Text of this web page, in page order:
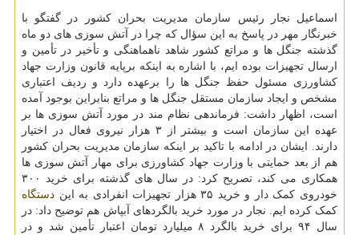
اسماعیل نجار رئیس سازمان مدیریت بحران کشور در گفتگو با
خبرنگار مهر در پاسخ به این سؤال که چرا در آتش سوزی های دو ماه
گذشته جنگل ها و مراتع کشور شاهد ناهماهنگی و تأخیر در تأمین و
ارسال تجهیزات بوده ایم، با اشاره به اینکه برپایه قانون وزارت جهاد
کشاورزی مسئول حفظ جنگل ها را برعهده دارد و ردیف اعتباری
مشخص و ایجاد سازمان مستقل جنگل ها و مراتع بنابراین بوجود آمده
است، اظهار داشت: فرماندهی نظام مند در مورد آتش سوزی ها بر
عهده این سازمان است و بیشتر از ۳ هزار نیروی فعال در اختیار
دارند. ایشان در ادامه با تاکید بر اینکه سازمان مدیریت بحران کشور
هم از بعد حمایتی با وزارت جهاد کشاورزی برای مهار آتش سوزی ها
همکاری می کند، تصریح کرد: در سال های گذشته برای خرید ۳۰۰
خودروی کمک دار و خرید ۳۵ هزار تجهیزات انفرادی به این
دستگاه
کمک کرده ایم. نجار در مورد خرید بالگردهای آبپاش هم توضیح داد: در
سال ۹۴ برای خرید بالگرد ۸ میلیارد تومان اعتبار تأمین شد و در